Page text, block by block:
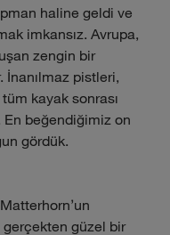
haline geldi ve
imkansız. Avrupa,
zengin bir
İnanılmaz pistleri,
kayak sonrası
beğendiğimiz on
gördük.
gerçekten güzel bir